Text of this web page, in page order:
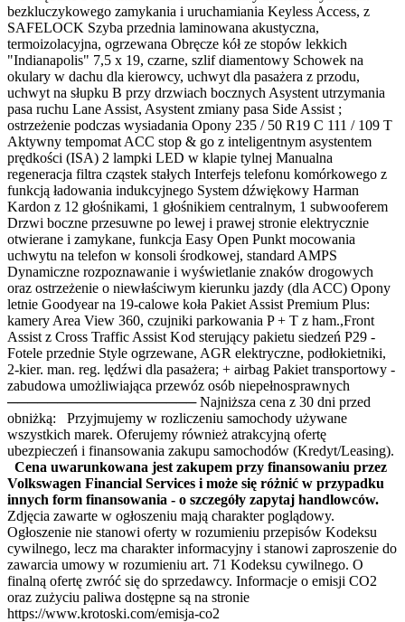
bezkluczykowego zamykania i uruchamiania Keyless Access, z
SAFELOCK Szyba przednia laminowana akustyczna,
termoizolacyjna, ogrzewana Obręcze kół ze stopów lekkich
"Indianapolis" 7,5 x 19, czarne, szlif diamentowy Schowek na
okulary w dachu dla kierowcy, uchwyt dla pasażera z przodu,
uchwyt na słupku B przy drzwiach bocznych Asystent utrzymania
pasa ruchu Lane Assist, Asystent zmiany pasa Side Assist ;
ostrzeżenie podczas wysiadania Opony 235 / 50 R19 C 111 / 109 T
Aktywny tempomat ACC stop & go z inteligentnym asystentem
prędkości (ISA) 2 lampki LED w klapie tylnej Manualna
regeneracja filtra cząstek stałych Interfejs telefonu komórkowego z
funkcją ładowania indukcyjnego System dźwiękowy Harman
Kardon z 12 głośnikami, 1 głośnikiem centralnym, 1 subwooferem
Drzwi boczne przesuwne po lewej i prawej stronie elektrycznie
otwierane i zamykane, funkcja Easy Open Punkt mocowania
uchwytu na telefon w konsoli środkowej, standard AMPS
Dynamiczne rozpoznawanie i wyświetlanie znaków drogowych
oraz ostrzeżenie o niewłaściwym kierunku jazdy (dla ACC) Opony
letnie Goodyear na 19-calowe koła Pakiet Assist Premium Plus:
kamery Area View 360, czujniki parkowania P + T z ham.,Front
Assist z Cross Traffic Assist Kod sterujący pakietu siedzeń P29 -
Fotele przednie Style ogrzewane, AGR elektryczne, podłokietniki,
2-kier. man. reg. lędźwi dla pasażera; + airbag Pakiet transportowy -
zabudowa umożliwiająca przewóz osób niepełnosprawnych
─────────────────── Najniższa cena z 30 dni przed
obniżką: Przyjmujemy w rozliczeniu samochody używane
wszystkich marek. Oferujemy również atrakcyjną ofertę
ubezpieczeń i finansowania zakupu samochodów (Kredyt/Leasing).
Cena uwarunkowana jest zakupem przy finansowaniu przez
Volkswagen Financial Services i może się różnić w przypadku
innych form finansowania - o szczegóły zapytaj handlowców.
Zdjęcia zawarte w ogłoszeniu mają charakter poglądowy.
Ogłoszenie nie stanowi oferty w rozumieniu przepisów Kodeksu
cywilnego, lecz ma charakter informacyjny i stanowi zaproszenie do
zawarcia umowy w rozumieniu art. 71 Kodeksu cywilnego. O
finalną ofertę zwróć się do sprzedawcy. Informacje o emisji CO2
oraz zużyciu paliwa dostępne są na stronie
https://www.krotoski.com/emisja-co2